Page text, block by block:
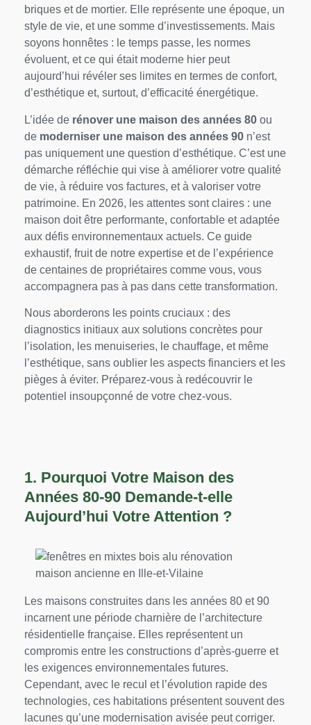
briques et de mortier. Elle représente une époque, un
style de vie, et une somme d’investissements. Mais
soyons honnêtes : le temps passe, les normes
évoluent, et ce qui était moderne hier peut
aujourd’hui révéler ses limites en termes de confort,
d’esthétique et, surtout, d’efficacité énergétique.
L’idée de rénover une maison des années 80 ou
de moderniser une maison des années 90 n’est
pas uniquement une question d’esthétique. C’est une
démarche réfléchie qui vise à améliorer votre qualité
de vie, à réduire vos factures, et à valoriser votre
patrimoine. En 2026, les attentes sont claires : une
maison doit être performante, confortable et adaptée
aux défis environnementaux actuels. Ce guide
exhaustif, fruit de notre expertise et de l’expérience
de centaines de propriétaires comme vous, vous
accompagnera pas à pas dans cette transformation.
Nous aborderons les points cruciaux : des
diagnostics initiaux aux solutions concrètes pour
l’isolation, les menuiseries, le chauffage, et même
l’esthétique, sans oublier les aspects financiers et les
pièges à éviter. Préparez-vous à redécouvrir le
potentiel insoupçonné de votre chez-vous.
1. Pourquoi Votre Maison des
Années 80-90 Demande-t-elle
Aujourd’hui Votre Attention ?
Les maisons construites dans les années 80 et 90
incarnent une période charnière de l’architecture
résidentielle française. Elles représentent un
compromis entre les constructions d’après-guerre et
les exigences environnementales futures.
Cependant, avec le recul et l’évolution rapide des
technologies, ces habitations présentent souvent des
lacunes qu’une modernisation avisée peut corriger.